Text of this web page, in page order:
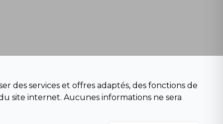
des services et offres adaptés, des fonctions de
site internet. Aucunes informations ne sera